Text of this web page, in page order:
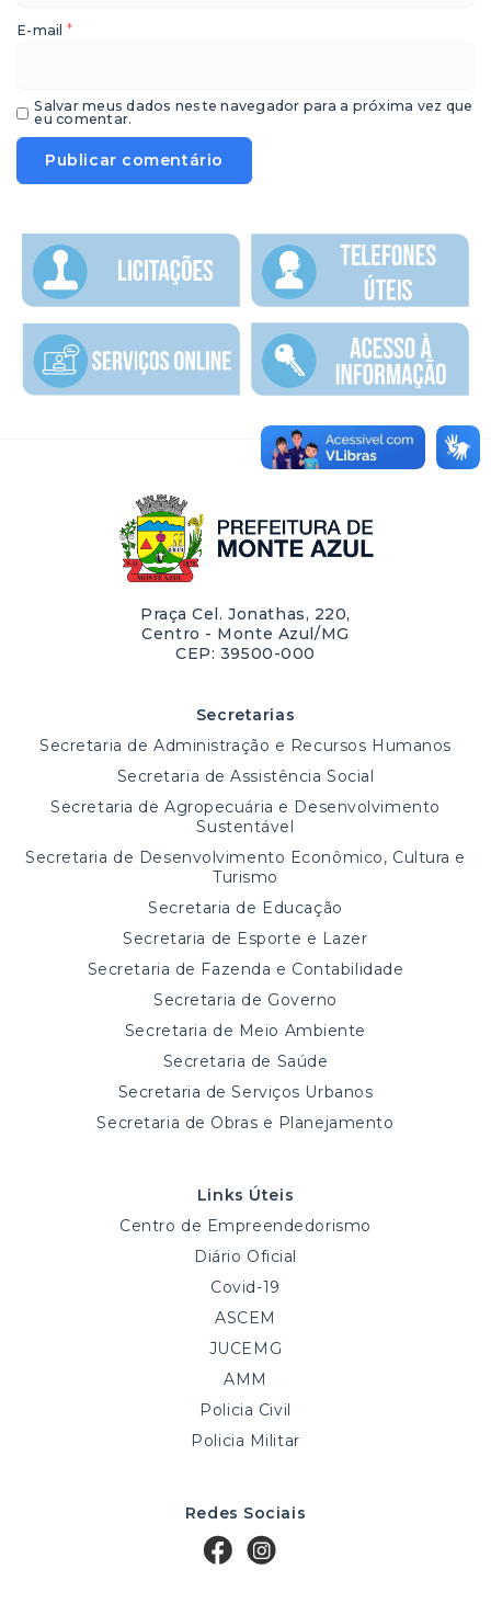
E-mail *
Salvar meus dados neste navegador para a próxima vez que
eu comentar.
Praça Cel. Jonathas, 220,
Centro - Monte Azul/MG
CEP: 39500-000
Secretarias
Secretaria de Administração e Recursos Humanos
Secretaria de Assistência Social
Secretaria de Agropecuária e Desenvolvimento
Sustentável
Secretaria de Desenvolvimento Econômico, Cultura e
Turismo
Secretaria de Educação
Secretaria de Esporte e Lazer
Secretaria de Fazenda e Contabilidade
Secretaria de Governo
Secretaria de Meio Ambiente
Secretaria de Saúde
Secretaria de Serviços Urbanos
Secretaria de Obras e Planejamento
Links Úteis
Centro de Empreendedorismo
Diário Oficial
Covid-19
ASCEM
JUCEMG
AMM
Policia Civil
Policia Militar
Redes Sociais